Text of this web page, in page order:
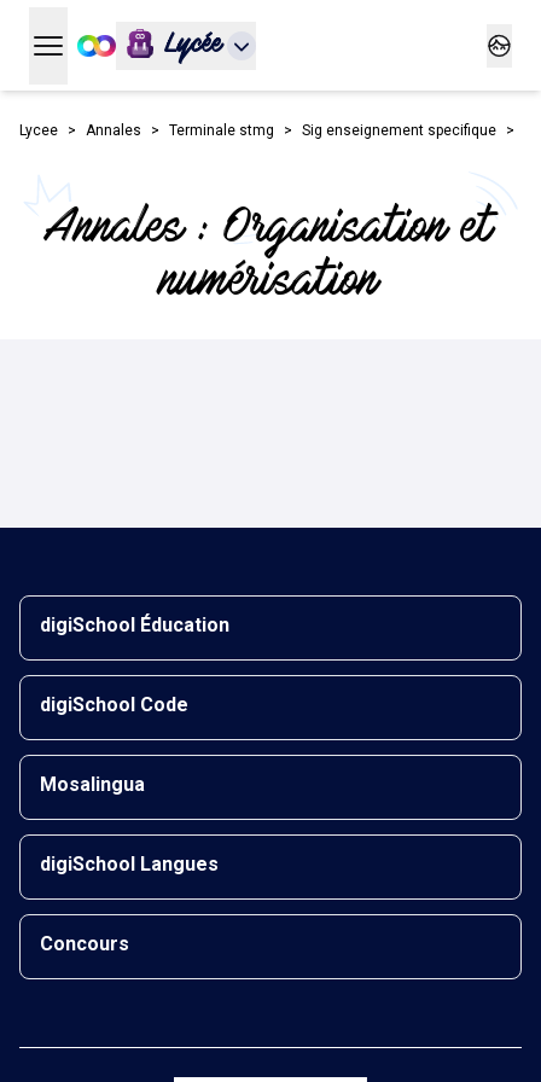
Ouvrir le menu principal
Lycée
Lycee Annales Terminale stmg Sig enseignement specifique
Annales : Organisation et
numérisation
digiSchool Éducation
digiSchool Code
Mosalingua
digiSchool Langues
Concours